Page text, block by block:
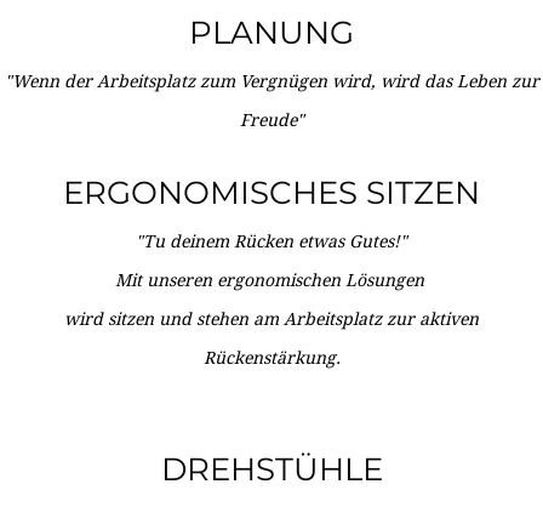
PLANUNG
"Wenn der Arbeitsplatz zum Vergnügen wird, wird das Leben zur
Freude"
ERGONOMISCHES SITZEN
"Tu deinem Rücken etwas Gutes!"
Mit unseren ergonomischen Lösungen
wird sitzen und stehen am Arbeitsplatz zur aktiven
Rückenstärkung.
DREHSTÜHLE